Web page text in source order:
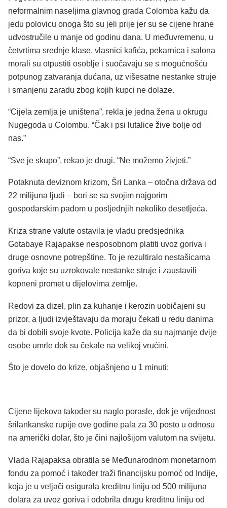
neformalnim naseljima glavnog grada Colomba kažu da
jedu polovicu onoga što su jeli prije jer su se cijene hrane
udvostručile u manje od godinu dana. U međuvremenu, u
četvrtima srednje klase, vlasnici kafića, pekarnica i salona
morali su otpustiti osoblje i suočavaju se s mogućnošću
potpunog zatvaranja dućana, uz višesatne nestanke struje
i smanjenu zaradu zbog kojih kupci ne dolaze.
“Cijela zemlja je uništena”, rekla je jedna žena u okrugu
Nugegoda u Colombu. “Čak i psi lutalice žive bolje od
nas.”
“Sve je skupo”, rekao je drugi. “Ne možemo živjeti.”
Potaknuta deviznom krizom, Šri Lanka – otočna država od
22 milijuna ljudi – bori se sa svojim najgorim
gospodarskim padom u posljednjih nekoliko desetljeća.
Kriza strane valute ostavila je vladu predsjednika
Gotabaye Rajapakse nesposobnom platiti uvoz goriva i
druge osnovne potrepštine. To je rezultiralo nestašicama
goriva koje su uzrokovale nestanke struje i zaustavili
kopneni promet u dijelovima zemlje.
Redovi za dizel, plin za kuhanje i kerozin uobičajeni su
prizor, a ljudi izvještavaju da moraju čekati u redu danima
da bi dobili svoje kvote. Policija kaže da su najmanje dvije
osobe umrle dok su čekale na velikoj vrućini.
Što je dovelo do krize, objašnjeno u 1 minuti:
Cijene lijekova također su naglo porasle, dok je vrijednost
šrilankanske rupije ove godine pala za 30 posto u odnosu
na američki dolar, što je čini najlošijom valutom na svijetu.
Vlada Rajapaksa obratila se Međunarodnom monetarnom
fondu za pomoć i također traži financijsku pomoć od Indije,
koja je u veljači osigurala kreditnu liniju od 500 milijuna
dolara za uvoz goriva i odobrila drugu kreditnu liniju od